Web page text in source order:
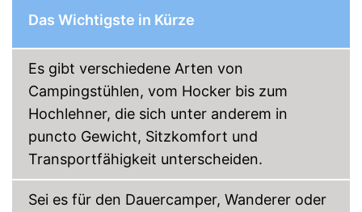
Gepolsterte Armlehne
Rutschfeste Gummifüße
Vorteile
Inklusive
Aufbewahrungstasche
Lässt sich falten
Amazon Lieferzeit
siehe Anbieter
Das Wichtigste in Kürze
Es gibt verschiedene Arten von
Campingstühlen, vom Hocker bis zum
Hochlehner, die sich unter anderem in
puncto Gewicht, Sitzkomfort und
Transportfähigkeit unterscheiden.
Sei es für den Dauercamper, Wanderer oder